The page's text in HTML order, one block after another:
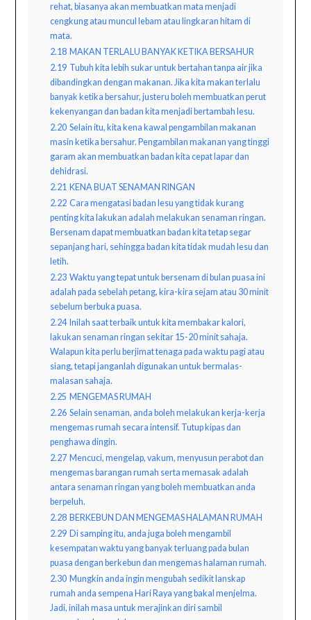
rehat, biasanya akan membuatkan mata menjadi
cengkung atau muncul lebam atau lingkaran hitam di
mata.
2.18 MAKAN TERLALU BANYAK KETIKA BERSAHUR
2.19 Tubuh kita lebih sukar untuk bertahan tanpa air jika
dibandingkan dengan makanan. Jika kita makan terlalu
banyak ketika bersahur, justeru boleh membuatkan perut
kekenyangan dan badan kita menjadi bertambah lesu.
2.20 Selain itu, kita kena kawal pengambilan makanan
masin ketika bersahur. Pengambilan makanan yang tinggi
garam akan membuatkan badan kita cepat lapar dan
dehidrasi.
2.21 KENA BUAT SENAMAN RINGAN
2.22 Cara mengatasi badan lesu yang tidak kurang
penting kita lakukan adalah melakukan senaman ringan.
Bersenam dapat membuatkan badan kita tetap segar
sepanjang hari, sehingga badan kita tidak mudah lesu dan
letih.
2.23 Waktu yang tepat untuk bersenam di bulan puasa ini
adalah pada sebelah petang, kira-kira sejam atau 30 minit
sebelum berbuka puasa.
2.24 Inilah saat terbaik untuk kita membakar kalori,
lakukan senaman ringan sekitar 15-20 minit sahaja.
Walapun kita perlu berjimat tenaga pada waktu pagi atau
siang, tetapi janganlah digunakan untuk bermalas-
malasan sahaja.
2.25 MENGEMAS RUMAH
2.26 Selain senaman, anda boleh melakukan kerja-kerja
mengemas rumah secara intensif. Tutup kipas dan
penghawa dingin.
2.27 Mencuci, mengelap, vakum, menyusun perabot dan
mengemas barangan rumah serta memasak adalah
antara senaman ringan yang boleh membuatkan anda
berpeluh.
2.28 BERKEBUN DAN MENGEMAS HALAMAN RUMAH
2.29 Di samping itu, anda juga boleh mengambil
kesempatan waktu yang banyak terluang pada bulan
puasa dengan berkebun dan mengemas halaman rumah.
2.30 Mungkin anda ingin mengubah sedikit lanskap
rumah anda sempena Hari Raya yang bakal menjelma.
Jadi, inilah masa untuk merajinkan diri sambil